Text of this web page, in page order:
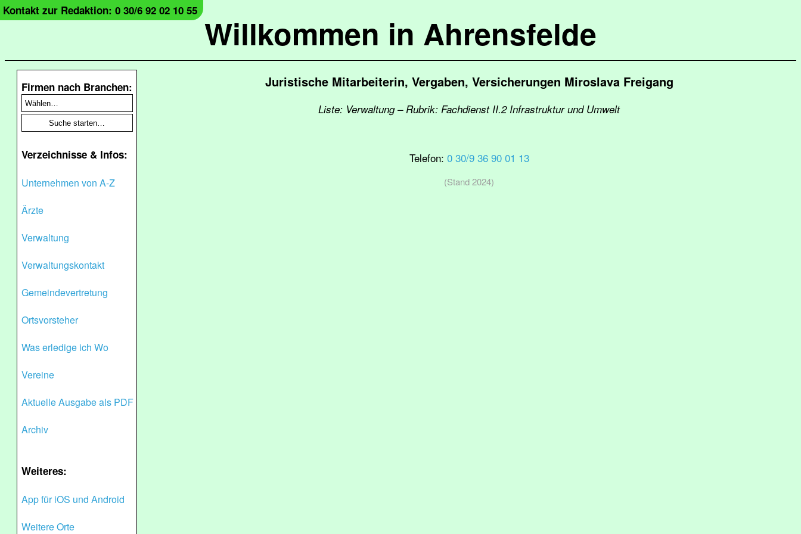
Willkommen in Ahrensfelde
Kontakt zur Redaktion: 0 30/6 92 02 10 55
Firmen nach Branchen:
Verzeichnisse & Infos:
Unternehmen von A-Z
Ärzte
Verwaltung
Verwaltungskontakt
Gemeindevertretung
Ortsvorsteher
Was erledige ich Wo
Vereine
Aktuelle Ausgabe als PDF
Archiv
Weiteres:
App für iOS und Android
Weitere Orte
Juristische Mitarbeiterin, Vergaben, Versicherungen Miroslava Freigang
Liste: Verwaltung – Rubrik: Fachdienst II.2 Infrastruktur und Umwelt
Telefon: 0 30/9 36 90 01 13
(Stand 2024)